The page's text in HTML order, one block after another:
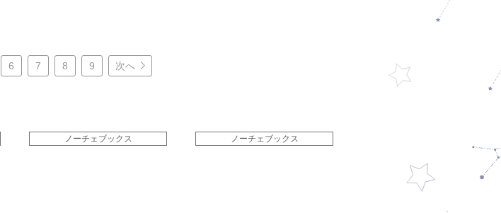
6 7 8 9 次へ
ノーチェブックス ノーチェブックス